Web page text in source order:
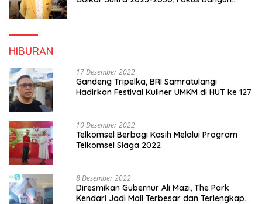
HIBURAN
17 Desember 2022
Gandeng Tripelka, BRI Samratulangi
Hadirkan Festival Kuliner UMKM di HUT ke 127
10 Desember 2022
Telkomsel Berbagi Kasih Melalui Program
Telkomsel Siaga 2022
8 Desember 2022
Diresmikan Gubernur Ali Mazi, The Park
Kendari Jadi Mall Terbesar dan Terlengkap